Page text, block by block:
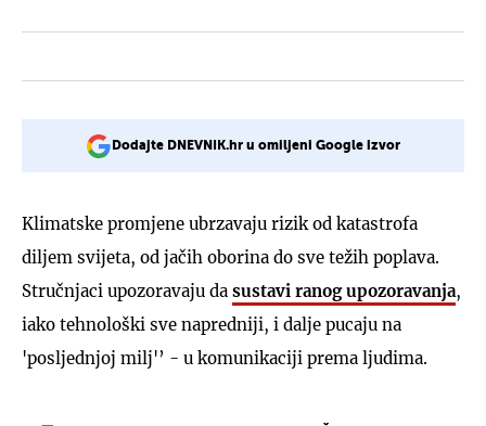
Dodajte DNEVNIK.hr u omiljeni Google izvor
Klimatske promjene ubrzavaju rizik od katastrofa
diljem svijeta, od jačih oborina do sve težih poplava.
Stručnjaci upozoravaju da sustavi ranog upozoravanja,
iako tehnološki sve napredniji, i dalje pucaju na
'posljednjoj milj'’ - u komunikaciji prema ljudima.